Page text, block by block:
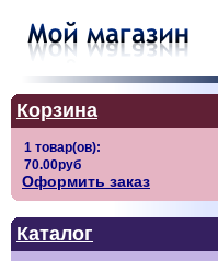
Корзина
Оформить заказ
Каталог